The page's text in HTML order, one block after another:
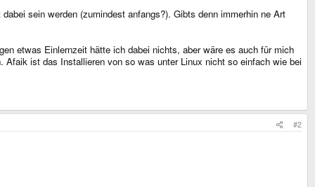
sein werden (zumindest anfangs?). Gibts denn immerhin ne Art
etwas Einlernzeit hätte ich dabei nichts, aber wäre es auch für mich
Afaik ist das Installieren von so was unter Linux nicht so einfach wie bei
#2